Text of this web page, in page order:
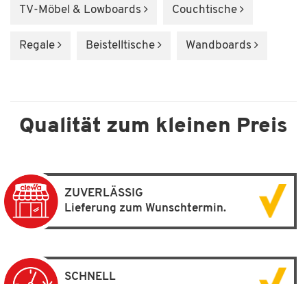
TV-Möbel & Lowboards Couchtische
Regale Beistelltische Wandboards
Qualität zum kleinen Preis
ZUVERLÄSSIG
Lieferung zum Wunschtermin.
SCHNELL